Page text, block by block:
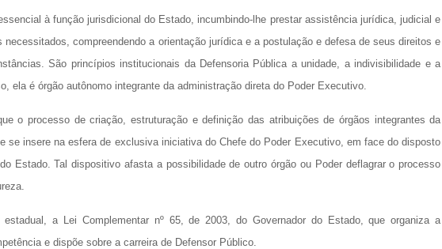
à função jurisdicional do Estado, incumbindo-lhe prestar assistência jurídica, judicial e
compreendendo a orientação jurídica e a postulação e defesa de seus direitos e
São princípios institucionais da Defensoria Pública a unidade, a indivisibilidade e a
ela é órgão autônomo integrante da administração direta do Poder Executivo.
o processo de criação, estruturação e definição das atribuições de órgãos integrantes da
se insere na esfera de exclusiva iniciativa do Chefe do Poder Executivo, em face do disposto
Estado. Tal dispositivo afasta a possibilidade de outro órgão ou Poder deflagrar o processo
estadual, a Lei Complementar nº 65, de 2003, do Governador do Estado, que organiza a
e dispõe sobre a carreira de Defensor Público.